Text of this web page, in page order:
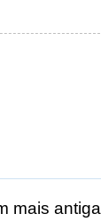
mais antiga